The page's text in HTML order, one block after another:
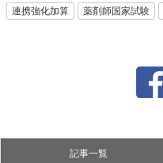
連携強化加算 薬剤師国家試験
記事一覧